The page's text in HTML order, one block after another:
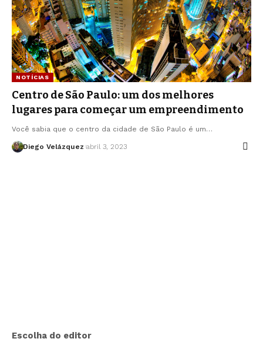
NOTÍCIAS
Centro de São Paulo: um dos melhores
lugares para começar um empreendimento
Você sabia que o centro da cidade de São Paulo é um…
Diego Velázquez abril 3, 2023
Escolha do editor